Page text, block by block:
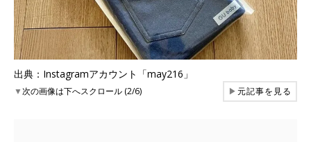
出典：Instagramアカウント「may216」
▼次の画像は下へスクロール (2/6) ▶元記事を見る